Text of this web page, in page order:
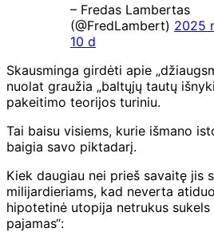
– Fredas Lambertas
(@FredLambert) 2025
10 d
Skausminga girdėti apie
nuolat graužia „baltųjų tautų
pakeitimo teorijos turiniu.
Tai baisu visiems, kurie išmano
baigia savo piktadarį.
Kiek daugiau nei prieš savaitę jis
milijardieriams, kad neverta
hipotetinė utopija netrukus sukels
pajamas“: